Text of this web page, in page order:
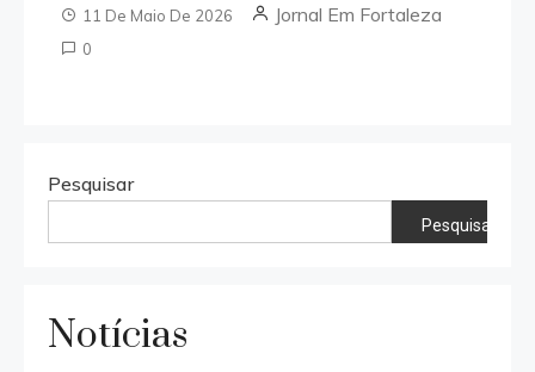
11 De Maio De 2026 Jornal Em Fortaleza
0
Pesquisar
Pesquisar
Notícias